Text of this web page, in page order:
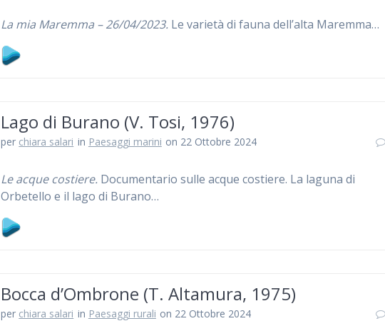
La mia Maremma – 26/04/2023. Le varietà di fauna dell’alta Maremma…
Lago di Burano (V. Tosi, 1976)
per chiara salari in Paesaggi marini on 22 Ottobre 2024
Le acque costiere. Documentario sulle acque costiere. La laguna di
Orbetello e il lago di Burano…
Bocca d’Ombrone (T. Altamura, 1975)
per chiara salari in Paesaggi rurali on 22 Ottobre 2024